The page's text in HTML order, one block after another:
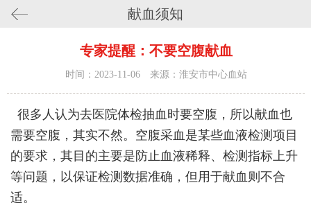
献血须知
专家提醒：不要空腹献血
时间：2023-11-06 来源：淮安市中心血站
很多人认为去医院体检抽血时要空腹，所以献血也
需要空腹，其实不然。空腹采血是某些血液检测项目
的要求，其目的主要是防止血液稀释、检测指标上升
等问题，以保证检测数据准确，但用于献血则不合
适。